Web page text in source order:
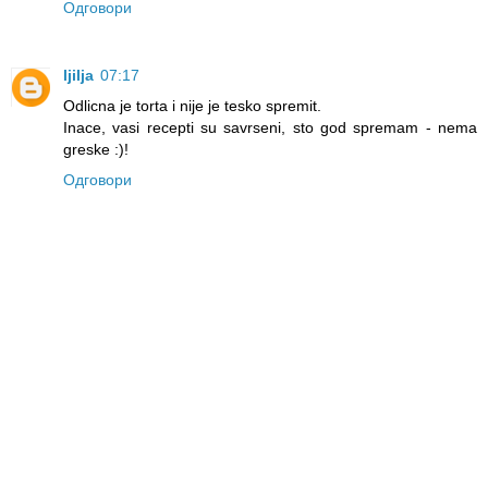
Одговори
ljilja 07:17
Odlicna je torta i nije je tesko spremit.
Inace, vasi recepti su savrseni, sto god spremam - nema
greske :)!
Одговори